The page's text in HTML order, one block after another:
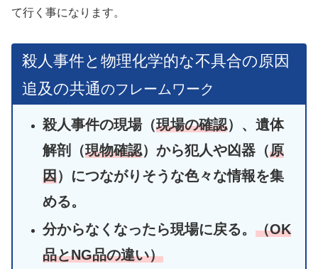
て行く事になります。
殺人事件と物理化学的な不具合の原因
追及の共通のフレームワーク
殺人事件の現場（現場の確認）、遺体
解剖（現物確認）から犯人や凶器（原
因）につながりそうな色々な情報を集
める。
分からなくなったら現場に戻る。 （OK
品とNG品の違い）